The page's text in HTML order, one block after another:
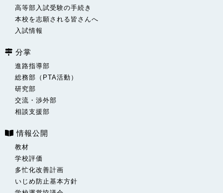
高等部入試受験の手続き
本校を志願される皆さんへ
入試情報
分掌
進路指導部
総務部（PTA活動）
研究部
交流・渉外部
相談支援部
情報公開
教材
学校評価
多忙化改善計画
いじめ防止基本方針